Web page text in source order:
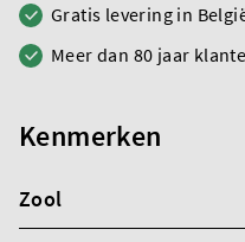
Gratis levering in
Meer dan 80 jaar
Kenmerken
Zool